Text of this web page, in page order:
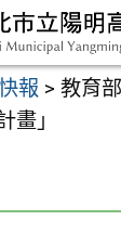
報 > 教育
畫」